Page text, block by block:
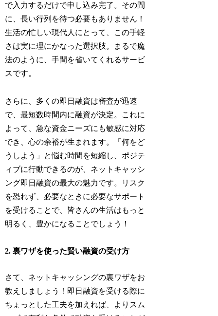
で入力するだけで申し込み完了。その間
に、長い行列を待つ必要もありません！
生活の忙しい現代人にとって、この手軽
さは実に理にかなった選択肢。まるで魔
法のように、手間を省いてくれるサービ
スです。
さらに、多くの即日融資は審査が迅速
で、最短数時間内に融資が決定。これに
よって、急な資金ニーズにも敏感に対応
でき、心の余裕が生まれます。「何をど
うしよう」と悩む時間を短縮し、ポジテ
ィブに行動できるのが、ネットキャッシ
ング即日融資の最大の魅力です。リスク
を恐れず、必要なときに必要なサポート
を受けることで、皆さんの生活はもっと
明るく、豊かになることでしょう！
2. 裏ワザを使った賢い融資の受け方
さて、ネットキャッシングの裏ワザをお
教えしましょう！即日融資を受ける際に
ちょっとした工夫を加えれば、よりスム